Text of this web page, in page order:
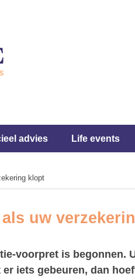
advies Life events
klopt
uw
voorpret is begonnen.
iets gebeuren, dan